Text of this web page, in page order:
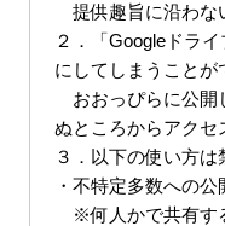
提供趣旨に沿わな
２．「Googleドラ
にしてしまうこと
おおっぴらに公開
ぬところからアクセ
３．以下の使い方は
・不特定多数への公
※何人かで共有す